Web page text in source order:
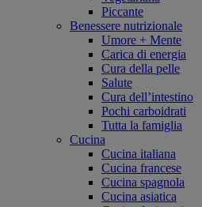
Piccante
Benessere nutrizionale
Umore + Mente
Carica di energia
Cura della pelle
Salute
Cura dell’intestino
Pochi carboidrati
Tutta la famiglia
Cucina
Cucina italiana
Cucina francese
Cucina spagnola
Cucina asiatica